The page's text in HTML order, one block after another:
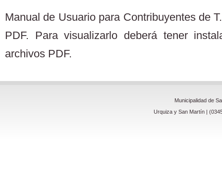
Manual de Usuario para Contribuyentes de
PDF. Para visualizarlo deberá tener
archivos PDF.
Municipalidad de
Urquiza y San Martín |